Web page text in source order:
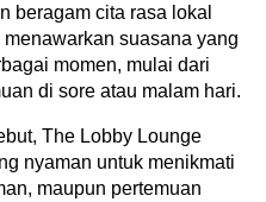
beragam cita rasa lokal
suasana yang
momen, mulai dari
di sore atau malam hari.
The Lobby Lounge
nyaman untuk menikmati
maupun pertemuan